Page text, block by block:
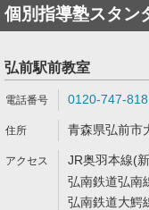
個別指導塾スタン
弘前駅前教室
0120-747-818
青森県弘前市
JR奥羽本線(
弘南鉄道弘南
弘南鉄道大鰐